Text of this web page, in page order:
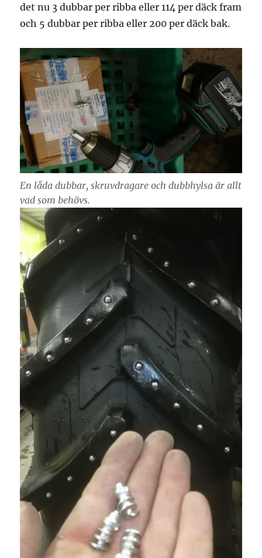
det nu 3 dubbar per ribba eller 114 per däck fram
och 5 dubbar per ribba eller 200 per däck bak.
En låda dubbar, skruvdragare och dubbhylsa är allt
vad som behövs.